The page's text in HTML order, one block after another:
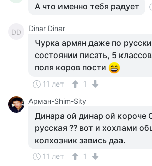
А что именно тебя радует
DD Dinar Dinar
Чурка армян даже по
состоянии писать, 5
поля коров пости
11 лет
1
Арман-Shim-Sity
Динара ой динар ой короче
русская ?? вот и хохлами
колхозник завись даа.
11 лет 1